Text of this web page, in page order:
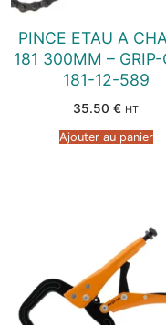
PINCE ETAU A
181 300MM – GRIP-
181-12-589
35.50 € HT
Ajouter au panier